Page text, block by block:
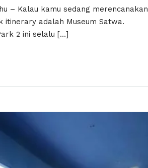
– Kalau kamu sedang merencanakan
itinerary adalah Museum Satwa.
2 ini selalu […]